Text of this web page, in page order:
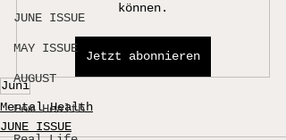
JUNE ISSUE
MAY ISSUE
AUGUST
Fem Health
können.
Jetzt abonnieren
Juni
Mental Health
JUNE ISSUE